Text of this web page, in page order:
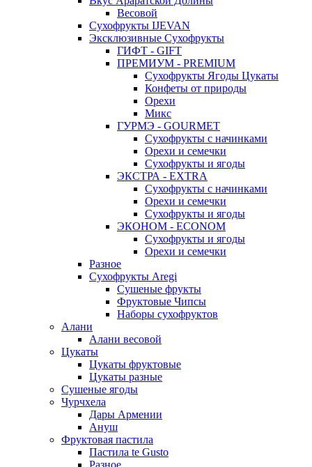
Весовой
Сухофрукты IJEVAN
Эксклюзивные Сухофрукты
ГИФТ - GIFT
ПРЕМИУМ - PREMIUM
Сухофрукты Ягоды Цукаты
Конфеты от природы
Орехи
Микс
ГУРМЭ - GOURMET
Сухофрукты с начинками
Орехи и семечки
Сухофрукты и ягоды
ЭКСТРА - EXTRA
Сухофрукты с начинками
Орехи и семечки
Сухофрукты и ягоды
ЭКОНОМ - ECONOM
Сухофрукты и ягоды
Орехи и семечки
Разное
Сухофрукты Aregi
Сушеные фрукты
Фруктовые Чипсы
Наборы сухофруктов
Алани
Алани весовой
Цукаты
Цукаты фруктовые
Цукаты разные
Сушеные ягоды
Чурчхела
Дары Армении
Ануш
Фруктовая пастила
Пастила te Gusto
Разное